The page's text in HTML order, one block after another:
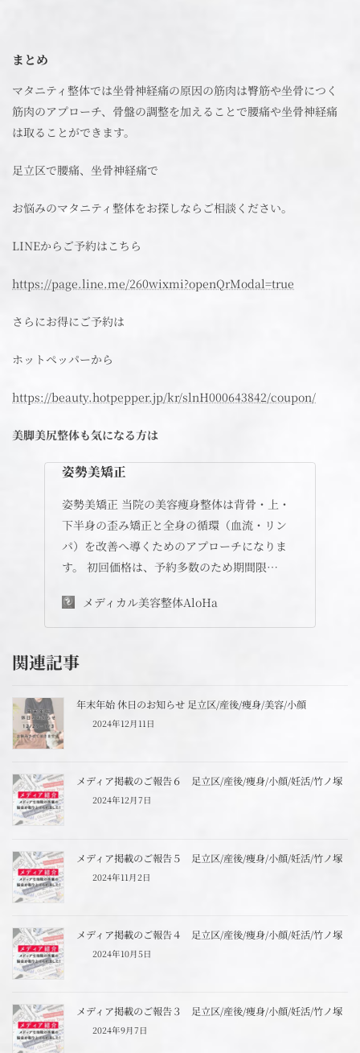
まとめ
マタニティ整体では坐骨神経痛の原因の筋肉は臀筋や坐骨につく
筋肉のアプローチ、骨盤の調整を加えることで腰痛や坐骨神経痛
は取ることができます。
足立区で腰痛、坐骨神経痛で
お悩みのマタニティ整体をお探しならご相談ください。
LINEからご予約はこちら
https://page.line.me/260wixmi?openQrModal=true
さらにお得にご予約は
ホットペッパーから
https://beauty.hotpepper.jp/kr/slnH000643842/coupon/
美脚美尻整体も気になる方は
姿勢美矯正
姿勢美矯正 当院の美容痩身整体は背骨・上・
下半身の歪み矯正と全身の循環（血流・リン
パ）を改善へ導くためのアプローチになりま
す。 初回価格は、予約多数のため期間限…
メディカル美容整体AloHa
関連記事
年末年始 休日のお知らせ 足立区/産後/痩身/美容/小顔
2024年12月11日
メディア掲載のご報告６ 足立区/産後/痩身/小顔/妊活/竹ノ塚
2024年12月7日
メディア掲載のご報告５ 足立区/産後/痩身/小顔/妊活/竹ノ塚
2024年11月2日
メディア掲載のご報告４ 足立区/産後/痩身/小顔/妊活/竹ノ塚
2024年10月5日
メディア掲載のご報告３ 足立区/産後/痩身/小顔/妊活/竹ノ塚
2024年9月7日